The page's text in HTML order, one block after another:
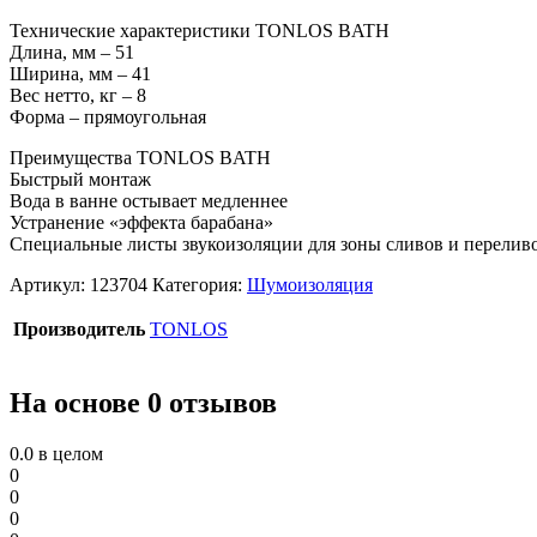
Технические характеристики TONLOS BATH
Длина, мм – 51
Ширина, мм – 41
Вес нетто, кг – 8
Форма – прямоугольная
Преимущества TONLOS BATH
Быстрый монтаж
Вода в ванне остывает медленнее
Устранение «эффекта барабана»
Специальные листы звукоизоляции для зоны сливов и
Артикул: 123704 Категория: Шумоизоляция
Производитель TONLOS
На основе 0 отзывов
0.0 в целом
0
0
0